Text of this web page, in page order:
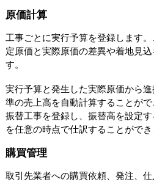
原価計算
工事ごとに実行予算を登録します
定原価と実際原価の差異や着地見
す。
実行予算と発生した実際原価から
準の売上高を自動計算することがで
振替工事を登録し、振替高を設定
を任意の時点で仕訳することができ
購買管理
取引先業者への購買依頼、発注、